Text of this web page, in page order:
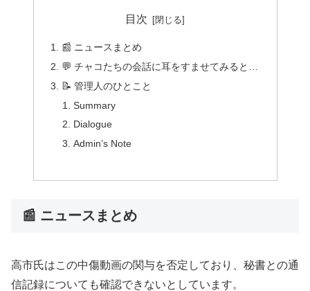
目次
📰 ニュースまとめ
💬 チャコたちの会話に耳をすませてみると…
📝 管理人のひとこと
Summary
Dialogue
Admin’s Note
📰 ニュースまとめ
高市氏はこの中傷動画の関与を否定しており、秘書との通
信記録についても確認できないとしています。